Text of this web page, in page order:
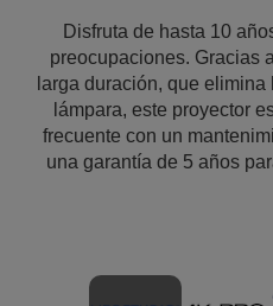
Disfruta de hasta 10
preocupaciones. Gracias
larga duración, que
lámpara, este proyector
frecuente con un
una garantía de 5 años